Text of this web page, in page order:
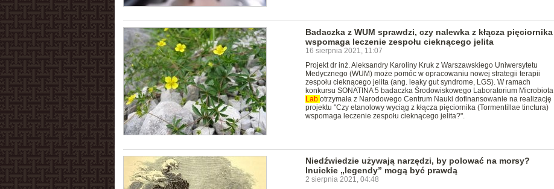
Badaczka z WUM sprawdzi, czy nalewka z kłącza pięciornika
wspomaga leczenie zespołu cieknącego jelita
16 sierpnia 2021, 11:07
Projekt dr inż. Aleksandry Karoliny Kruk z Warszawskiego Uniwersytetu
Medycznego (WUM) może pomóc w opracowaniu nowej strategii terapii
zespołu cieknącego jelita (ang. leaky gut syndrome, LGS). W ramach
konkursu SONATINA 5 badaczka Środowiskowego Laboratorium Microbiota
Lab otrzymała z Narodowego Centrum Nauki dofinansowanie na realizację
projektu "Czy etanolowy wyciąg z kłącza pięciornika (Tormentillae tinctura)
wspomaga leczenie zespołu cieknącego jelita?".
Niedźwiedzie używają narzędzi, by polować na morsy?
Inuickie „legendy” mogą być prawdą
2 sierpnia 2021, 04:48